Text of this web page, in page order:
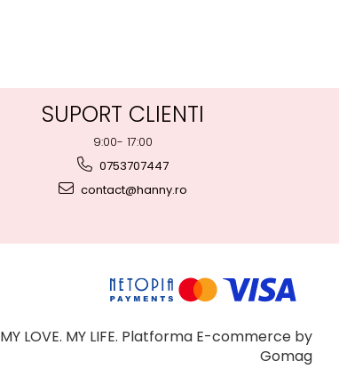
SUPORT CLIENTI
9:00- 17:00
0753707447
contact@hanny.ro
MY LOVE. MY LIFE. Platforma E-commerce by
Gomag